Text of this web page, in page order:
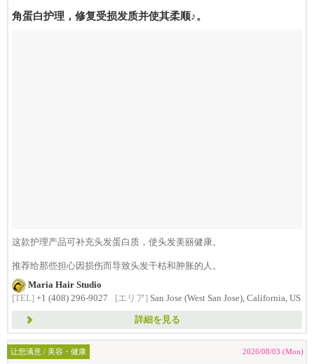
角蛋白护理，修复受损发质并使其柔顺♪。
这款护理产品可补充头发蛋白质，使头发美丽健康。
推荐给那些担心因损伤而导致头发干枯和肿胀的人。
Maria Hair Studio
[TEL] +1 (408) 296-9027 [エリア] San Jose (West San Jose), California, US
詳細を見る
让您满意 / 美容・健康 2026/08/03 (Mon)